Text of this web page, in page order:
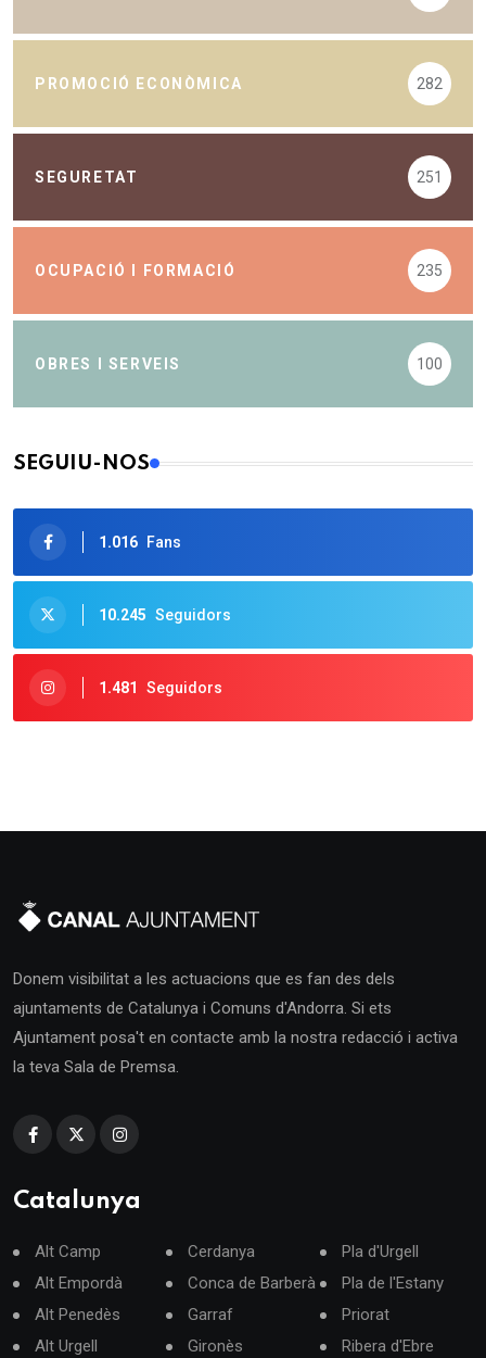
PROMOCIÓ ECONÒMICA 282
SEGURETAT 251
OCUPACIÓ I FORMACIÓ 235
OBRES I SERVEIS 100
SEGUIU-NOS
1.016 Fans
10.245 Seguidors
1.481 Seguidors
Donem visibilitat a les actuacions que es fan des dels
ajuntaments de Catalunya i Comuns d'Andorra. Si ets
Ajuntament posa't en contacte amb la nostra redacció i activa
la teva Sala de Premsa.
Catalunya
Alt Camp
Alt Empordà
Alt Penedès
Alt Urgell
Cerdanya
Conca de Barberà
Garraf
Gironès
Pla d'Urgell
Pla de l'Estany
Priorat
Ribera d'Ebre